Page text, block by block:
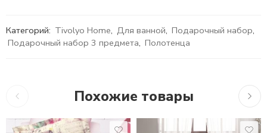
Категорий: Tivolyo Home, Для ванной, Подарочный набор,
Подарочный набор 3 предмета, Полотенца
Похожие товары